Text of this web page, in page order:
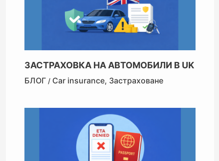
ЗАСТРАХОВКА НА АВТОМОБИЛИ В UK
БЛОГ / Car insurance, Застраховане